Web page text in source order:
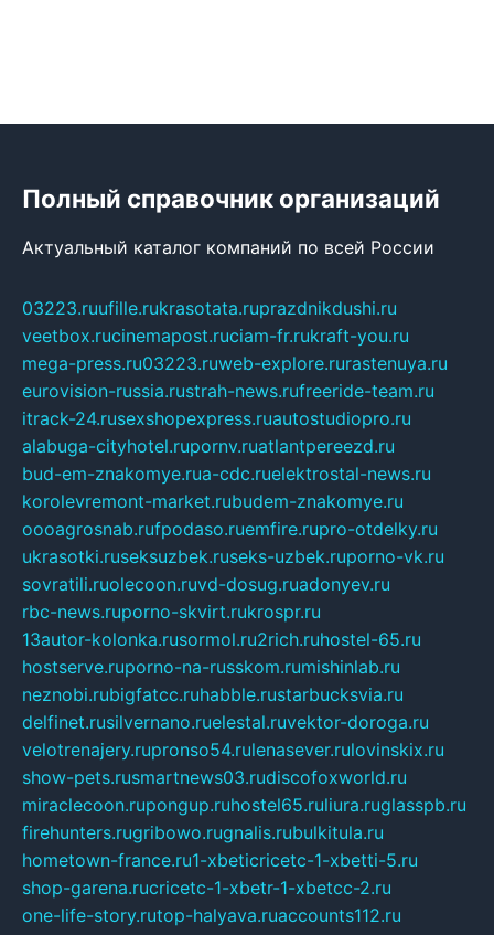
Полный справочник организаций
Актуальный каталог компаний по всей России
03223.ruufille.rukrasotata.ruprazdnikdushi.ru
veetbox.rucinemapost.ruciam-fr.rukraft-you.ru
mega-press.ru03223.ruweb-explore.rurastenuya.ru
eurovision-russia.rustrah-news.rufreeride-team.ru
itrack-24.rusexshopexpress.ruautostudiopro.ru
alabuga-cityhotel.rupornv.ruatlantpereezd.ru
bud-em-znakomye.rua-cdc.ruelektrostal-news.ru
korolevremont-market.rubudem-znakomye.ru
oooagrosnab.rufpodaso.ruemfire.rupro-otdelky.ru
ukrasotki.ruseksuzbek.ruseks-uzbek.ruporno-vk.ru
sovratili.ruolecoon.ruvd-dosug.ruadonyev.ru
rbc-news.ruporno-skvirt.rukrospr.ru
13autor-kolonka.rusormol.ru2rich.ruhostel-65.ru
hostserve.ruporno-na-russkom.rumishinlab.ru
neznobi.rubigfatcc.ruhabble.rustarbucksvia.ru
delfinet.rusilvernano.ruelestal.ruvektor-doroga.ru
velotrenajery.rupronso54.rulenasever.rulovinskix.ru
show-pets.rusmartnews03.rudiscofoxworld.ru
miraclecoon.rupongup.ruhostel65.ruliura.ruglasspb.ru
firehunters.rugribowo.rugnalis.rubulkitula.ru
hometown-france.ru1-xbeticricetc-1-xbetti-5.ru
shop-garena.rucricetc-1-xbetr-1-xbetcc-2.ru
one-life-story.rutop-halyava.ruaccounts112.ru